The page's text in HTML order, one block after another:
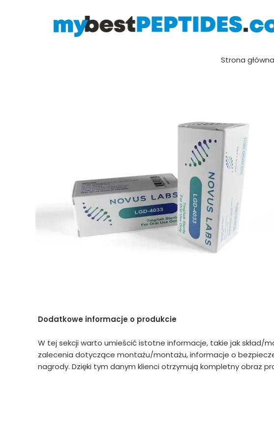
Strona główna
Dodatkowe informacje o produkcie
W tej sekcji warto umieścić istotne informacje, takie jak skład/
zalecenia dotyczące montażu/montażu, informacje o
nagrody. Dzięki tym danym klienci otrzymują kompletny obraz